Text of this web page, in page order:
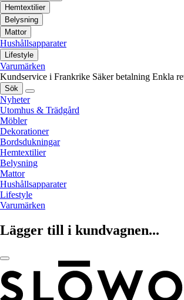
Hemtextilier
Belysning
Mattor
Hushållsapparater
Lifestyle
Varumärken
Kundservice i Frankrike Säker betalning Enkla
Sök
Nyheter
Utomhus & Trädgård
Möbler
Dekorationer
Bordsdukningar
Hemtextilier
Belysning
Mattor
Hushållsapparater
Lifestyle
Varumärken
Lägger till i kundvagnen...